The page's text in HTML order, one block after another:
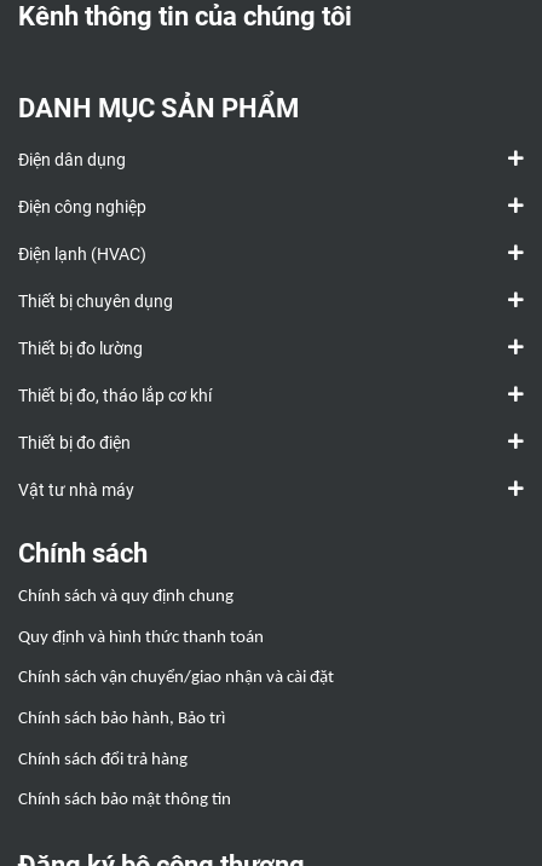
Kênh thông tin của chúng tôi
DANH MỤC SẢN PHẨM
Điện dân dụng
Điện công nghiệp
Điện lạnh (HVAC)
Thiết bị chuyên dụng
Thiết bị đo lường
Thiết bị đo, tháo lắp cơ khí
Thiết bị đo điện
Vật tư nhà máy
Chính sách
Chính sách và quy định chung
Quy định và hình thức thanh toán
Chính sách vận chuyển/giao nhận và cài đặt
Chính sách bảo hành, Bảo trì
Chính sách đổi trả hàng
Chính sách bảo mật thông tin